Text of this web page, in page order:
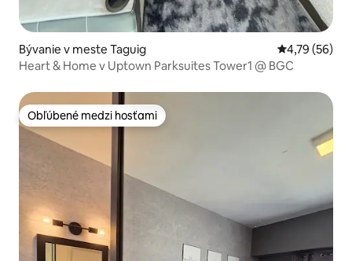
Bývanie v meste Taguig Priemerné
4,79 (56)
Heart & Home v Uptown Parksuites Tower1 @ BGC
Obľúbené medzi hosťami
Obľúbené medzi hosťami